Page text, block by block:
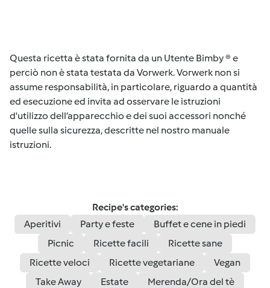
Questa ricetta è stata fornita da un Utente Bimby ® e
perciò non è stata testata da Vorwerk. Vorwerk non si
assume responsabilità, in particolare, riguardo a quantità
ed esecuzione ed invita ad osservare le istruzioni
d'utilizzo dell’apparecchio e dei suoi accessori nonché
quelle sulla sicurezza, descritte nel nostro manuale
istruzioni.
Recipe's categories:
Aperitivi
Party e feste
Buffet e cene in piedi
Picnic
Ricette facili
Ricette sane
Ricette veloci
Ricette vegetariane
Vegan
Take Away
Estate
Merenda/Ora del tè